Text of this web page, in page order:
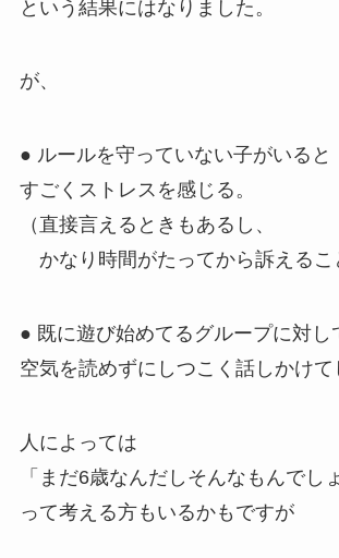
という結果にはなりました。
が、
● ルールを守っていない子がいると
すごくストレスを感じる。
（直接言えるときもあるし、
かなり時間がたってから訴えるこ
● 既に遊び始めてるグループに対し
空気を読めずにしつこく話しかけて
人によっては
「まだ6歳なんだしそんなもんでしょ
って考える方もいるかもですが